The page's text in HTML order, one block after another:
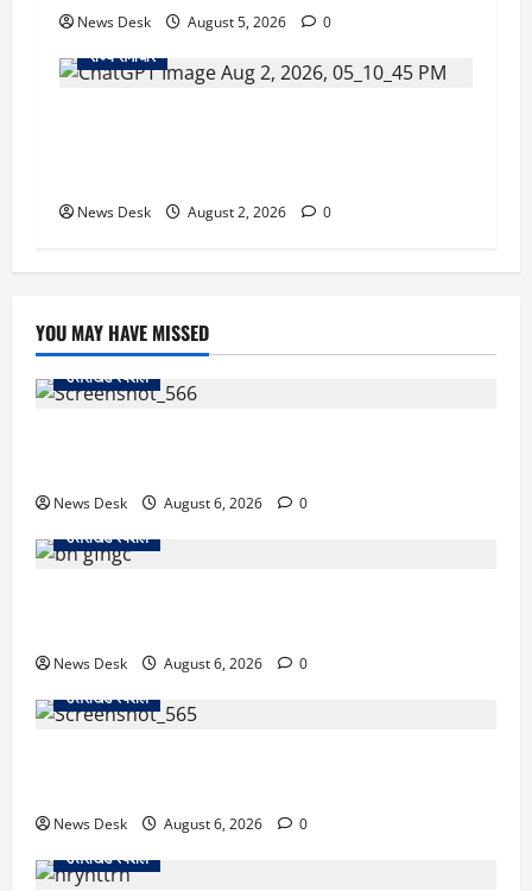
News Desk August 5, 2026
0
राज्य समाचार
News Desk August 2, 2026 0
YOU MAY HAVE MISSED
उत्तराखंड स्पेशल
News Desk August 6, 2026
0
उत्तराखंड स्पेशल
News Desk August 6, 2026
0
उत्तराखंड स्पेशल
News Desk August 6, 2026
0
उत्तराखंड स्पेशल